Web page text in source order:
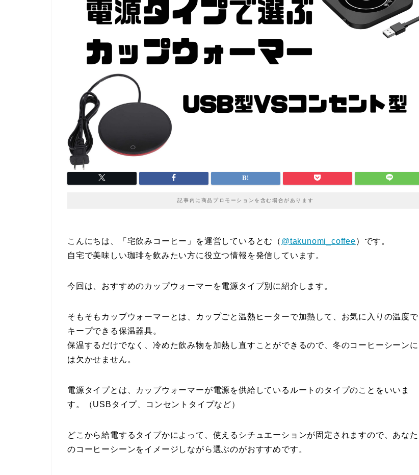
記事内に商品プロモーションを含む場合があります
こんにちは、「宅飲みコーヒー」を運営しているとむ（ @takunomi_coffee）です。
自宅で美味しい珈琲を飲みたい方に役立つ情報を発信しています。
今回は、おすすめのカップウォーマーを電源タイプ別に紹介します。
そもそもカップウォーマーとは、カップごと温熱ヒーターで加熱して、お気に入りの温度で
キープできる保温器具。
保温するだけでなく、冷めた飲み物を加熱し直すことができるので、冬のコーヒーシーンに
は欠かせません。
電源タイプとは、カップウォーマーが電源を供給しているルートのタイプのことをいいま
す。（USBタイプ、コンセントタイプなど）
どこから給電するタイプかによって、使えるシチュエーションが固定されますので、あなた
のコーヒーシーンをイメージしながら選ぶのがおすすめです。